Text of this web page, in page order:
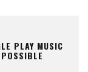
PLAY MUSIC